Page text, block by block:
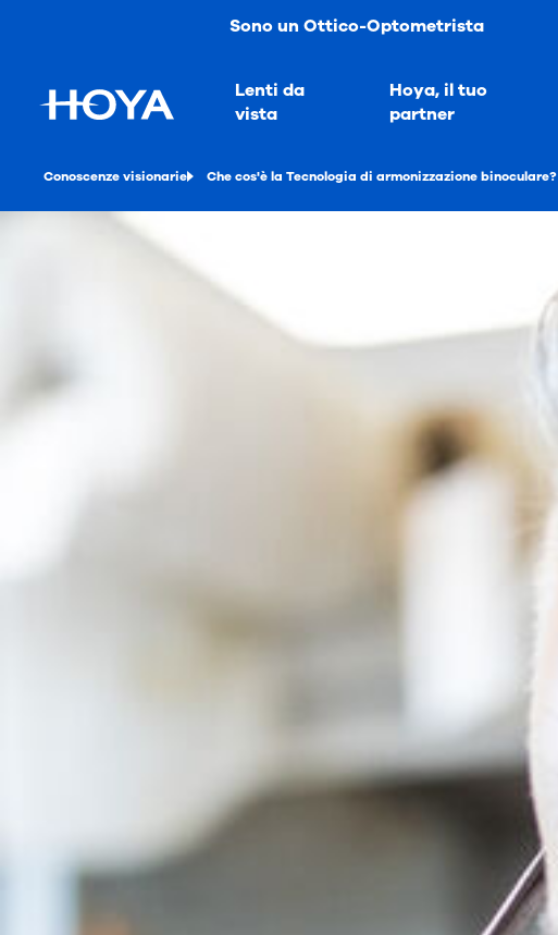
Sono un Ottico-Optometrista
Lenti da
vista
Hoya, il tuo
partner
Conoscenze visionarie Che cos'è la Tecnologia di armonizzazione binoculare?